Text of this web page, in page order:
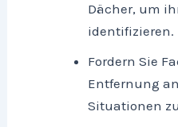
Dächer, um
identifizieren.
Fordern Sie
Entfernung
Situationen